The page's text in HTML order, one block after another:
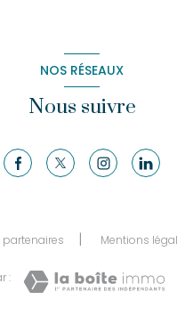
NOS RÉSEAUX
Nous suivre
partenaires Mentions
: